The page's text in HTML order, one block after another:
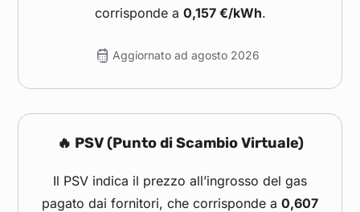
corrisponde a 0,157 €/kWh.
Aggiornato ad agosto 2026
🔥 PSV (Punto di Scambio Virtuale)
Il PSV indica il prezzo all’ingrosso del gas
pagato dai fornitori, che corrisponde a 0,607